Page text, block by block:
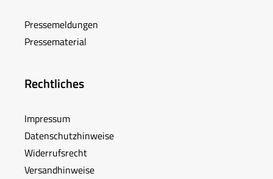
Pressemeldungen
Pressematerial
Rechtliches
Impressum
Datenschutzhinweise
Widerrufsrecht
Versandhinweise